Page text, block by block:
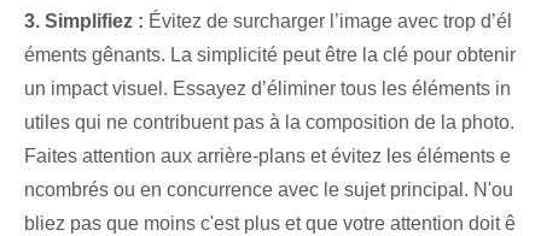
3. Simplifiez : Évitez de surcharger l’image avec trop d’él
éments gênants. La simplicité peut être la clé pour obtenir
un impact visuel. Essayez d’éliminer tous les éléments in
utiles qui ne contribuent pas à la composition de la photo.
Faites attention aux arrière-plans et évitez les éléments e
ncombrés ou en concurrence avec le sujet principal. N'ou
bliez pas que moins c'est plus et que votre attention doit ê